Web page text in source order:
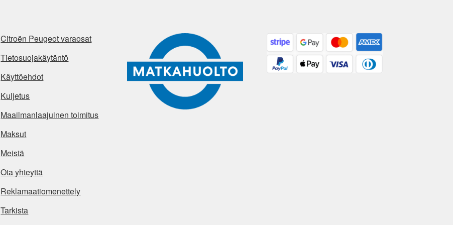
Citroën Peugeot varaosat
Tietosuojakäytäntö
Käyttöehdot
Kuljetus
Maailmanlaajuinen toimitus
Maksut
Meistä
Ota yhteyttä
Reklamaatiomenettely
Tarkista